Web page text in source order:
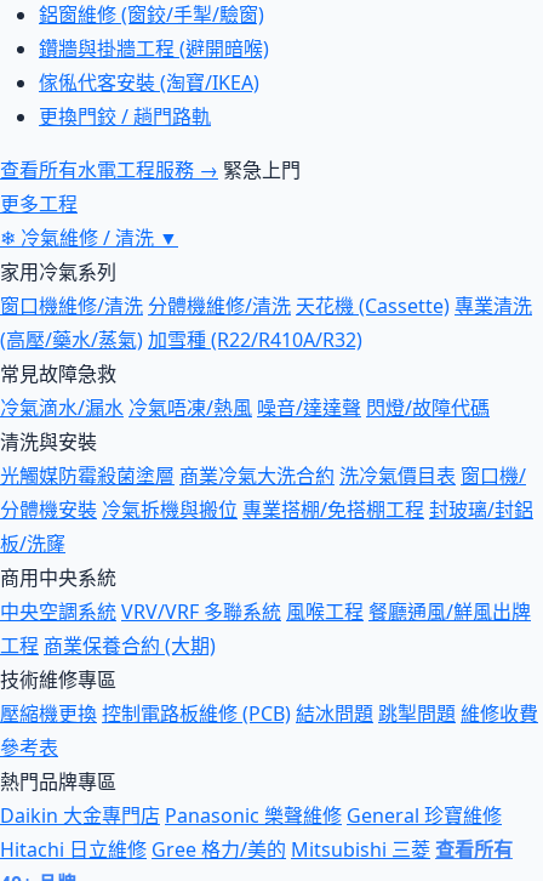
鋁窗維修 (窗鉸/手掣/驗窗)
鑽牆與掛牆工程 (避開暗喉)
傢俬代客安裝 (淘寶/IKEA)
更換門鉸 / 趟門路軌
查看所有水電工程服務 → 緊急上門
更多工程
❄ 冷氣維修 / 清洗 ▼
家用冷氣系列
窗口機維修/清洗 分體機維修/清洗 天花機 (Cassette)專業清洗
(高壓/藥水/蒸氣)加雪種 (R22/R410A/R32)
常見故障急救
冷氣滴水/漏水 冷氣唔凍/熱風 噪音/達達聲 閃燈/故障代碼
清洗與安裝
光觸媒防霉殺菌塗層 商業冷氣大洗合約 洗冷氣價目表 窗口機/
分體機安裝 冷氣拆機與搬位 專業搭棚/免搭棚工程 封玻璃/封鋁
板/洗窿
商用中央系統
中央空調系統VRV/VRF 多聯系統 風喉工程 餐廳通風/鮮風出牌
工程 商業保養合約 (大期)
技術維修專區
壓縮機更換控制電路板維修 (PCB)結冰問題跳掣問題維修收費
參考表
熱門品牌專區
Daikin 大金專門店 Panasonic 樂聲維修 General 珍寶維修
Hitachi 日立維修 Gree 格力/美的 Mitsubishi 三菱查看所有